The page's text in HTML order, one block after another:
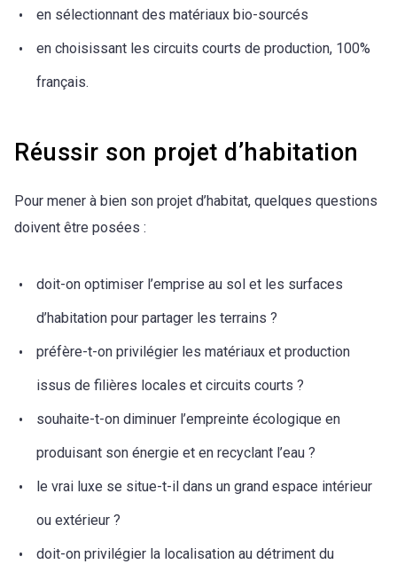
en sélectionnant des matériaux bio-sourcés
en choisissant les circuits courts de production, 100%
français.
Réussir son projet d’habitation
Pour mener à bien son projet d’habitat, quelques questions
doivent être posées :
doit-on optimiser l’emprise au sol et les surfaces
d’habitation pour partager les terrains ?
préfère-t-on privilégier les matériaux et production
issus de filières locales et circuits courts ?
souhaite-t-on diminuer l’empreinte écologique en
produisant son énergie et en recyclant l’eau ?
le vrai luxe se situe-t-il dans un grand espace intérieur
ou extérieur ?
doit-on privilégier la localisation au détriment du